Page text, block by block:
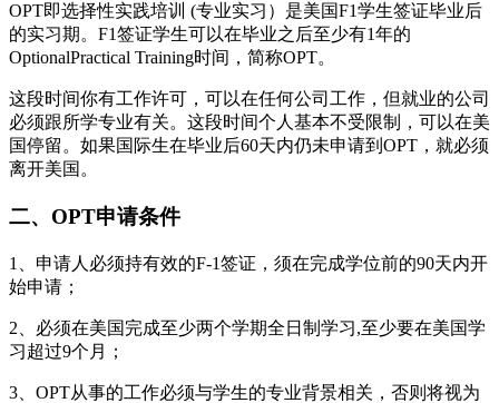
OPT即选择性实践培训 (专业实习）是美国F1学生签证毕业后
的实习期。F1签证学生可以在毕业之后至少有1年的
OptionalPractical Training时间，简称OPT。
这段时间你有工作许可，可以在任何公司工作，但就业的公司
必须跟所学专业有关。这段时间个人基本不受限制，可以在美
国停留。如果国际生在毕业后60天内仍未申请到OPT，就必须
离开美国。
二、OPT申请条件
1、申请人必须持有效的F-1签证，须在完成学位前的90天内开
始申请；
2、必须在美国完成至少两个学期全日制学习,至少要在美国学
习超过9个月；
3、OPT从事的工作必须与学生的专业背景相关，否则将视为